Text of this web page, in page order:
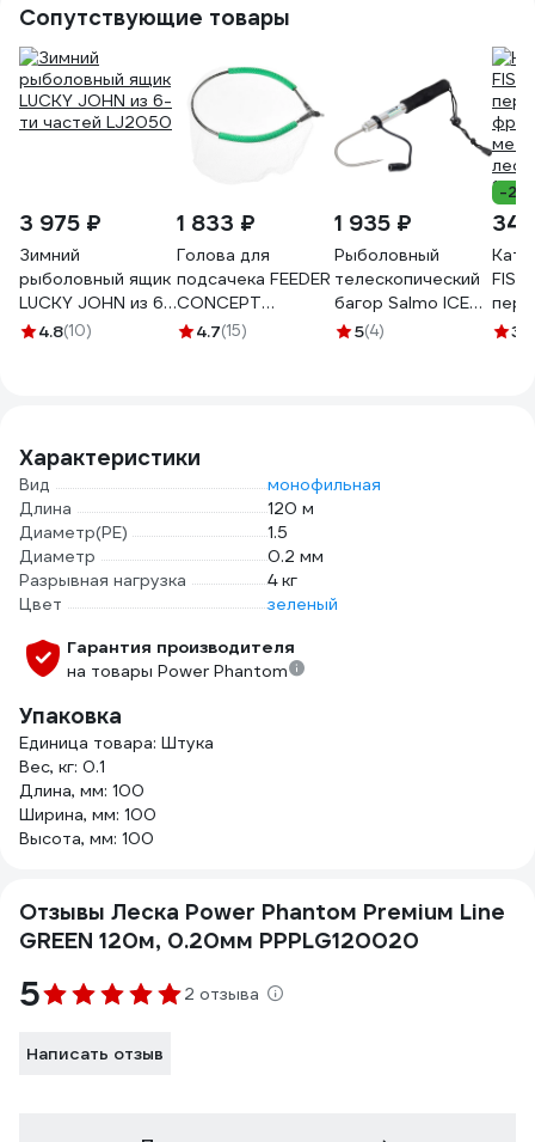
Сопутствующие товары
3 975 ₽
Зимний
рыболовный ящик
LUCKY JOHN из 6-
ти частей LJ2050
4.8(10)
1 833 ₽
Голова для
подсачека FEEDER
CONCEPT
35х35см, леска
4.7(15)
1 935 ₽
Рыболовный
телескопический
багор Salmo ICE
GAFF 62 ZG-62
5(4)
-
FISHING
3
Характеристики
Вид
монофильная
Длина
120 м
Диаметр(PE)
1.5
Диаметр
0.2 мм
Разрывная нагрузка
4 кг
Цвет
зеленый
Гарантия производителя
на товары Power Phantom
Упаковка
Единица товара: Штука
Вес, кг: 0.1
Длина, мм: 100
Ширина, мм: 100
Высота, мм: 100
Отзывы Леска Power Phantoм Preмiuм Line
GREEN 120м, 0.20мм PPPLG120020
5 2 отзыва
Написать отзыв